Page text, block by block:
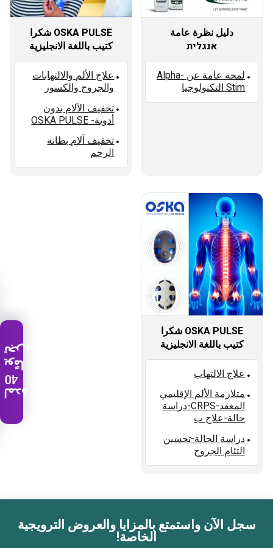
دليل نظرة عامة
אנגלית
لمحة عامة عن Alpha-
Stim التكنولوجيا
OSKA PULSE شكرا
كتيب باللغة الانجليزية
علاج الألم والالتهابات
والجروح والكسور
تخفيف الآلام بدون
أدوية- OSKA PULSE
تخفيف آلام بطانة
الرحم
OSKA PULSE شكرا
كتيب باللغة الانجليزية
علاج الالتهاب
متلازمة الألم الإقليمي
المعقد-CRPS-دراسة
حالة-علاج ب
دراسة الحالة-تحسين
التئام الجروح
سجل الآن واستمتع بالمزايا والعروض الترويجية
الخاصة!
بريد إلكتروني
لمدة
40
يومًا
تجريبية